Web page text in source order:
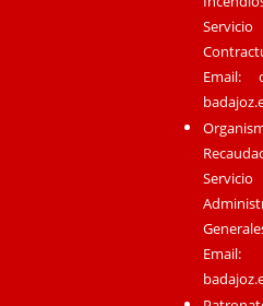
Email: